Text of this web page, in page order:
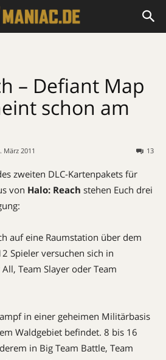
– Defiant Map
schon am
März 2011 13
zweiten DLC-Kartenpakets für
von Halo: Reach stehen Euch drei
auf eine Raumstation über dem
Spieler versuchen sich in
Team Slayer oder Team
in einer geheimen Militärbasis
Waldgebiet befindet. 8 bis 16
in Big Team Battle, Team